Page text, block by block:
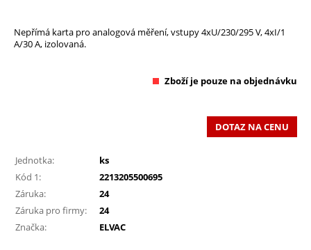
Nepřímá karta pro analogová měření, vstupy 4xU/230/295 V, 4xI/1
A/30 A, izolovaná.
Zboží je pouze na objednávku
DOTAZ NA CENU
Jednotka:
ks
Kód 1:
2213205500695
Záruka:
24
Záruka pro firmy:
24
Značka:
ELVAC